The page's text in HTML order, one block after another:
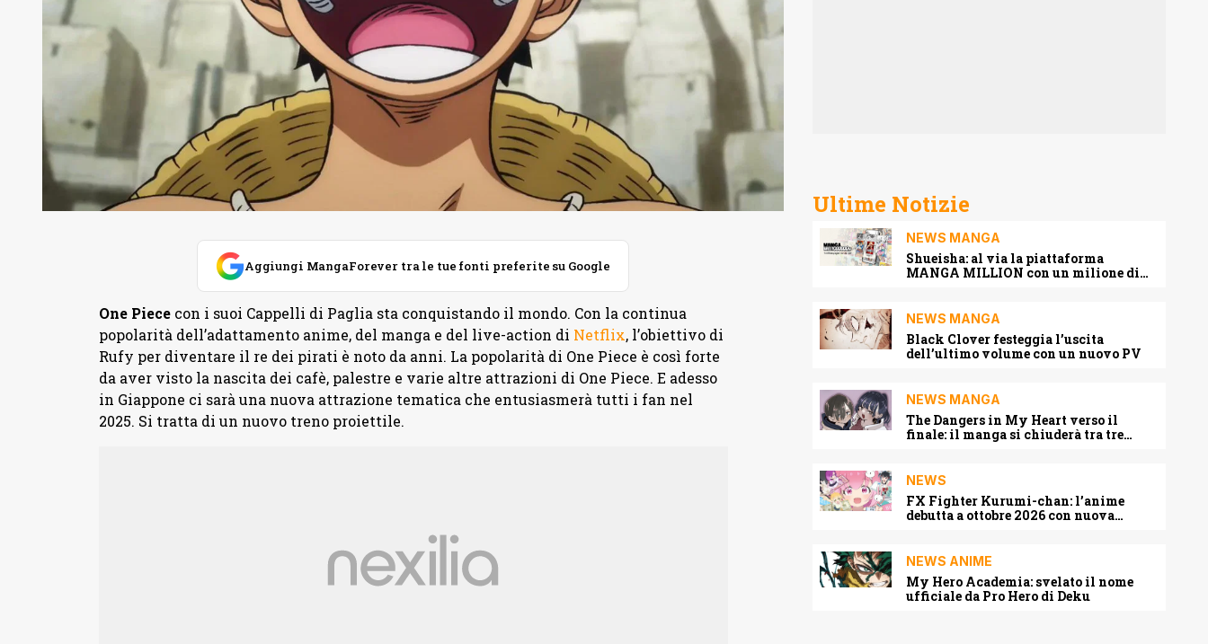
Aggiungi MangaForever tra le tue fonti preferite su Google
One Piececon i suoi Cappelli di Paglia sta conquistando il mondo. Con la continua
popolarità dell’adattamento anime, del manga e del live-action di Netflix, l’obiettivo di
Rufy per diventare il re dei pirati è noto da anni. La popolarità di One Piece è così forte
da aver visto la nascita dei cafè, palestre e varie altre attrazioni di One Piece. E adesso
in Giappone ci sarà una nuova attrazione tematica che entusiasmerà tutti i fan nel
2025. Si tratta di un nuovo treno proiettile.
Ultime Notizie
NEWS MANGA
Shueisha: al via la piattaforma
MANGA MILLION con un milione di
NEWS MANGA
Black Clover festeggia l’uscita
dell’ultimo volume con un nuovo PV
NEWS MANGA
The Dangers in My Heart verso il
finale: il manga si chiuderà tra tre
NEWS
FX Fighter Kurumi-chan: l’anime
debutta a ottobre 2026 con nuova
NEWS ANIME
My Hero Academia: svelato il nome
ufficiale da Pro Hero di Deku